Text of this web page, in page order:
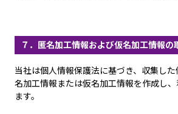
７．匿名加工情報および仮名加工情報の
当社は個人情報保護法に基づき、収集し
名加工情報または仮名加工情報を作成し
ます。